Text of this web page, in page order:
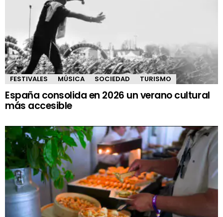
FESTIVALES MÚSICA SOCIEDAD TURISMO
España consolida en 2026 un verano cultural
más accesible